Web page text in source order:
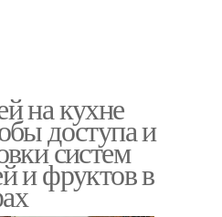
на кухне
доступа и
систем
и фруктов в